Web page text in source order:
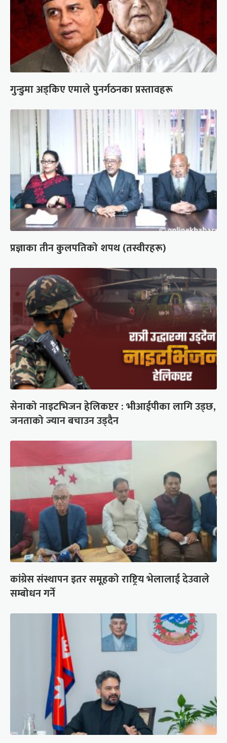
गुन्डुमा अड्किए एमाले पुनर्गठनका प्रस्तावहरू
प्रज्ञाका तीन कुलपतिको शपथ (तस्वीरहरू)
सेनाको नाइटभिजन हेलिकप्टर : भीआईपीका लागि उड्छ,
जनताको ज्यान बचाउन उड्दैन
कांग्रेस संस्थापन इतर समूहको राष्ट्रिय भेलालाई देउवाले
सम्बोधन गर्ने